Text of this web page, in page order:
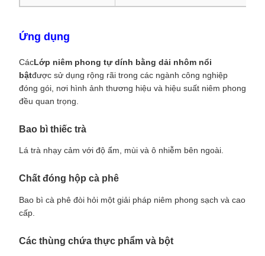
Ứng dụng
CácLớp niêm phong tự dính bằng dải nhôm nổi
bậtđược sử dụng rộng rãi trong các ngành công nghiệp
đóng gói, nơi hình ảnh thương hiệu và hiệu suất niêm phong
đều quan trọng.
Bao bì thiếc trà
Lá trà nhạy cảm với độ ẩm, mùi và ô nhiễm bên ngoài.
Chất đóng hộp cà phê
Bao bì cà phê đòi hỏi một giải pháp niêm phong sạch và cao
cấp.
Các thùng chứa thực phẩm và bột